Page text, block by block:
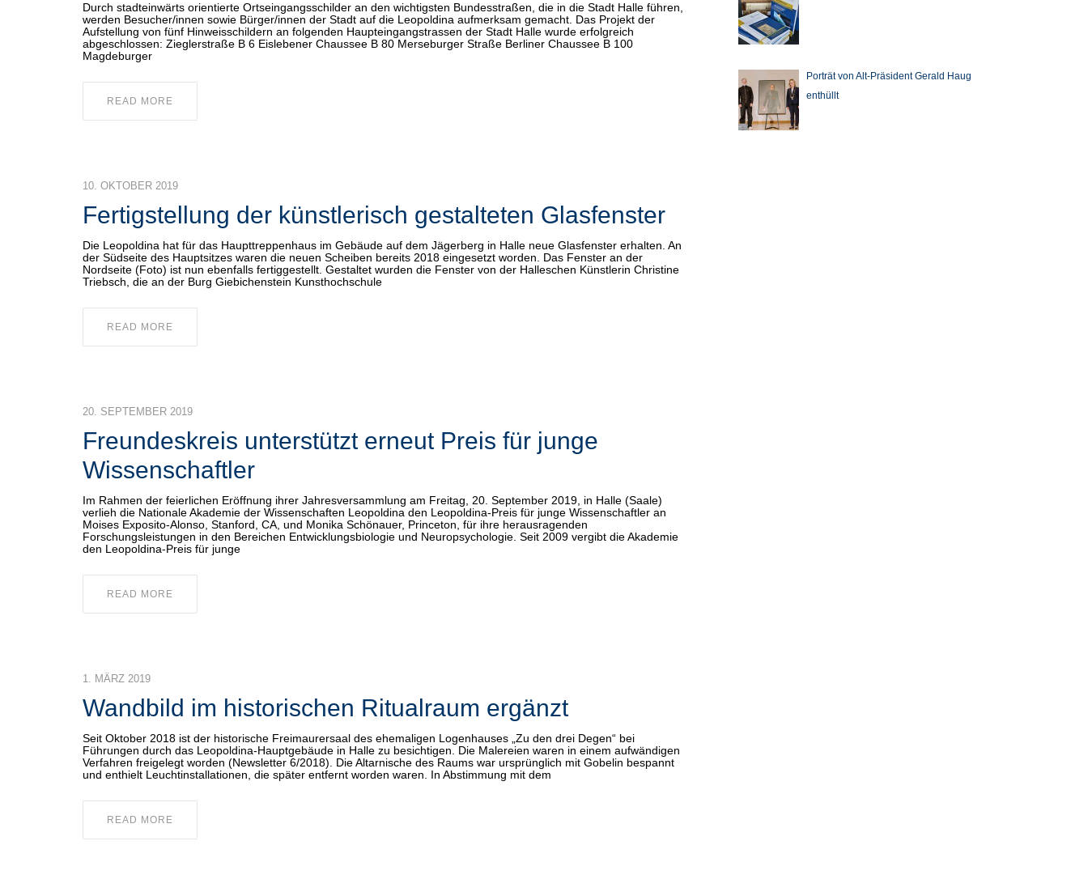
Durch stadteinwärts orientierte Ortseingangsschilder an den wichtigsten Bundesstraßen, die in die Stadt Halle führen,
werden Besucher/innen sowie Bürger/innen der Stadt auf die Leopoldina aufmerksam gemacht. Das Projekt der
Aufstellung von fünf Hinweisschildern an folgenden Haupteingangstrassen der Stadt Halle wurde erfolgreich
abgeschlossen: Zieglerstraße B 6 Eislebener Chaussee B 80 Merseburger Straße Berliner Chaussee B 100
Magdeburger
READ MORE
10. OKTOBER 2019
Fertigstellung der künstlerisch gestalteten Glasfenster
Die Leopoldina hat für das Haupttreppenhaus im Gebäude auf dem Jägerberg in Halle neue Glasfenster erhalten. An
der Südseite des Hauptsitzes waren die neuen Scheiben bereits 2018 eingesetzt worden. Das Fenster an der
Nordseite (Foto) ist nun ebenfalls fertiggestellt. Gestaltet wurden die Fenster von der Halleschen Künstlerin Christine
Triebsch, die an der Burg Giebichenstein Kunsthochschule
READ MORE
20. SEPTEMBER 2019
Freundeskreis unterstützt erneut Preis für junge
Wissenschaftler
Im Rahmen der feierlichen Eröffnung ihrer Jahresversammlung am Freitag, 20. September 2019, in Halle (Saale)
verlieh die Nationale Akademie der Wissenschaften Leopoldina den Leopoldina-Preis für junge Wissenschaftler an
Moises Exposito-Alonso, Stanford, CA, und Monika Schönauer, Princeton, für ihre herausragenden
Forschungsleistungen in den Bereichen Entwicklungsbiologie und Neuropsychologie. Seit 2009 vergibt die Akademie
den Leopoldina-Preis für junge
READ MORE
1. MÄRZ 2019
Wandbild im historischen Ritualraum ergänzt
Seit Oktober 2018 ist der historische Freimaurersaal des ehemaligen Logenhauses „Zu den drei Degen“ bei
Führungen durch das Leopoldina-Hauptgebäude in Halle zu besichtigen. Die Malereien waren in einem aufwändigen
Verfahren freigelegt worden (Newsletter 6/2018). Die Altarnische des Raums war ursprünglich mit Gobelin bespannt
und enthielt Leuchtinstallationen, die später entfernt worden waren. In Abstimmung mit dem
READ MORE
Porträt von Alt-Präsident Gerald Haug
enthüllt